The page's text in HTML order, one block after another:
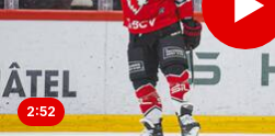
2:52